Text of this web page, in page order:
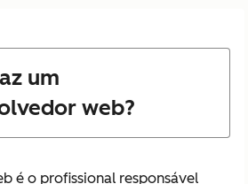
um
web?
é o profissional responsável